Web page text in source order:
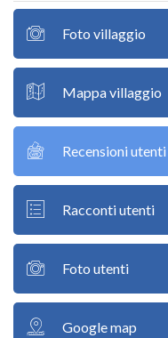
Foto villaggio
Mappa villaggio
Recensioni utenti
Racconti utenti
Foto utenti
Google map